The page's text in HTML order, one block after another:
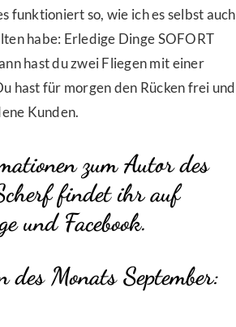
funktioniert so, wie ich es selbst auch
habe: Erledige Dinge SOFORT
hast du zwei Fliegen mit einer
hast für morgen den Rücken frei und
Kunden.
zum Autor des
findet ihr auf
und Facebook.
des Monats September: